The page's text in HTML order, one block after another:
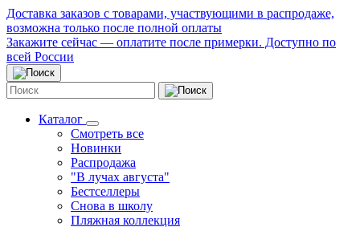
Доставка заказов с товарами, участвующими в распродаже,
возможна только после полной оплаты
Закажите сейчас — оплатите после примерки. Доступно по
всей России
Каталог
Смотреть все
Новинки
Распродажа
"В лучах августа"
Бестселлеры
Снова в школу
Пляжная коллекция